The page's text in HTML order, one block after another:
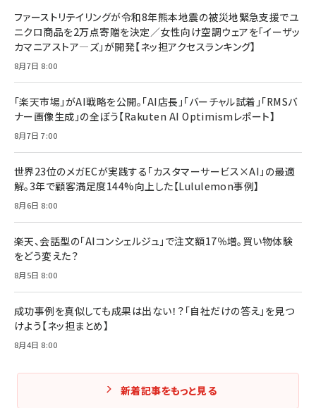
ファーストリテイリングが令和8年熊本地震の被災地緊急支援でユ
ニクロ商品を2万点寄贈を決定／女性向け空調ウェアを「イーザッ
カマニアストア―ズ」が開発【ネッ担アクセスランキング】
8月7日 8:00
「楽天市場」がAI戦略を公開。「AI店長」「バーチャル試着」「RMSバ
ナー画像生成」の全ぼう【Rakuten AI Optimismレポート】
8月7日 7:00
世界23位のメガECが実践する「カスタマーサービス×AI」の最適
解。3年で顧客満足度144%向上した【Lululemon事例】
8月6日 8:00
楽天、会話型の「AIコンシェルジュ」で注文額17％増。買い物体験
をどう変えた？
8月5日 8:00
成功事例を真似しても成果は出ない！？「自社だけの答え」を見つ
けよう【ネッ担まとめ】
8月4日 8:00
新着記事をもっと見る